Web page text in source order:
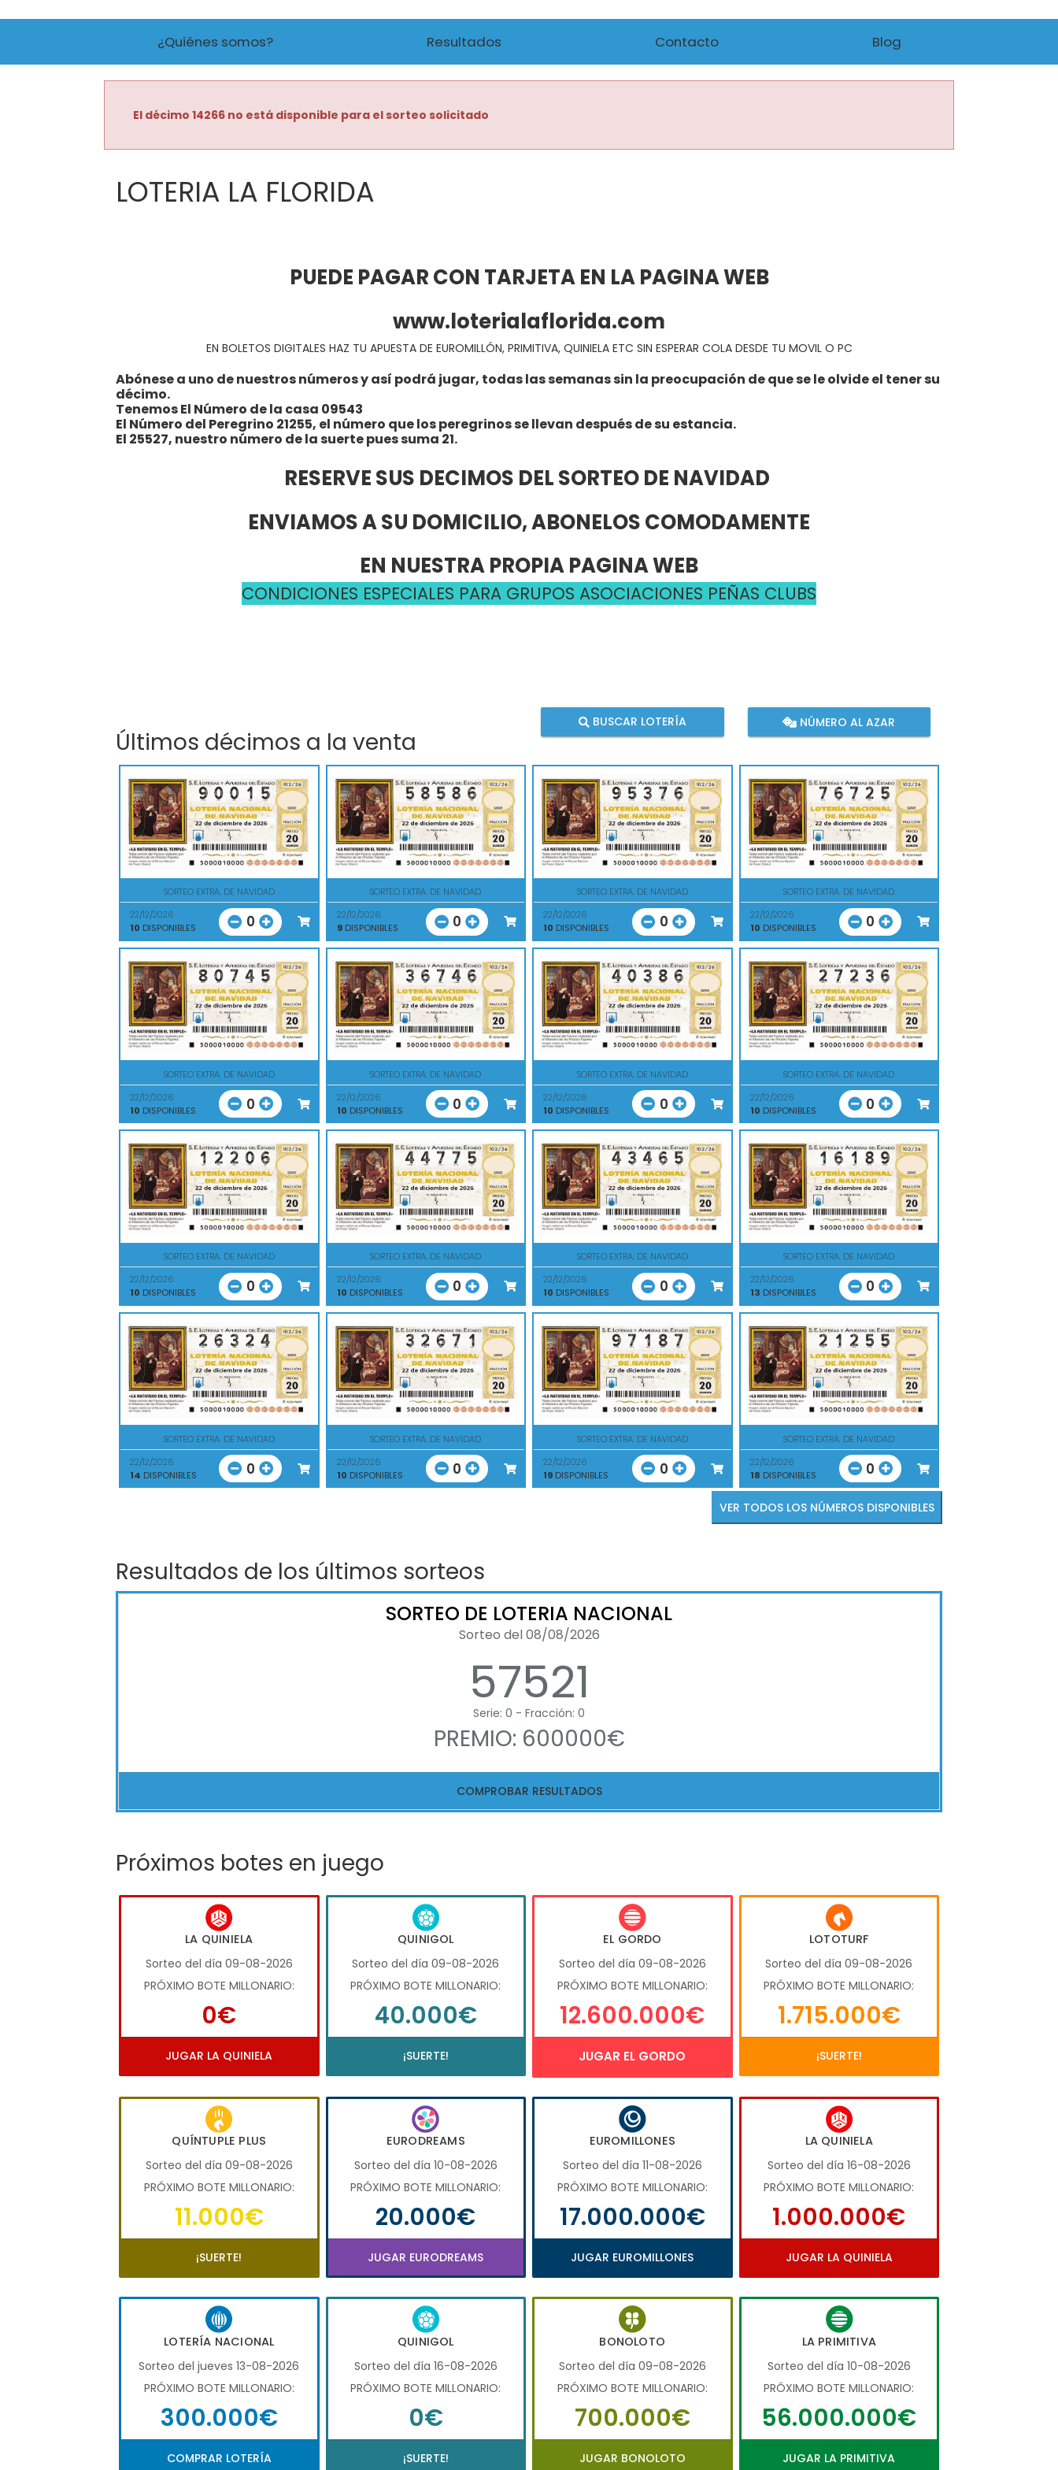
¿Quiénes somos? Resultados Contacto Blog
El décimo 14266 no está disponible para el sorteo solicitado
LOTERIA LA FLORIDA
PUEDE PAGAR CON TARJETA EN LA PAGINA WEB
www.loterialaflorida.com
EN BOLETOS DIGITALES HAZ TU APUESTA DE EUROMILLÓN, PRIMITIVA, QUINIELA ETC SIN ESPERAR COLA DESDE TU MOVIL O PC
Abónese a uno de nuestros números y así podrá jugar, todas las semanas sin la preocupación de que se le olvide el tener su
décimo.
Tenemos El Número de la casa 09543
El Número del Peregrino 21255, el número que los peregrinos se llevan después de su estancia.
El 25527, nuestro número de la suerte pues suma 21.
RESERVE SUS DECIMOS DEL SORTEO DE NAVIDAD
ENVIAMOS A SU DOMICILIO, ABONELOS COMODAMENTE
EN NUESTRA PROPIA PAGINA WEB
CONDICIONES ESPECIALES PARA GRUPOS ASOCIACIONES PEÑAS CLUBS
Últimos décimos a la venta
BUSCAR LOTERÍA NÚMERO AL AZAR
SORTEO EXTRA. DE NAVIDAD
22/12/2026
10 DISPONIBLES 0
SORTEO EXTRA. DE NAVIDAD
22/12/2026
9DISPONIBLES 0
SORTEO EXTRA. DE NAVIDAD
22/12/2026
10 DISPONIBLES 0
SORTEO EXTRA. DE NAVIDAD
22/12/2026
10 DISPONIBLES 0
SORTEO EXTRA. DE NAVIDAD
22/12/2026
10 DISPONIBLES 0
SORTEO EXTRA. DE NAVIDAD
22/12/2026
10 DISPONIBLES 0
SORTEO EXTRA. DE NAVIDAD
22/12/2026
10 DISPONIBLES 0
SORTEO EXTRA. DE NAVIDAD
22/12/2026
10 DISPONIBLES 0
SORTEO EXTRA. DE NAVIDAD
22/12/2026
10 DISPONIBLES 0
SORTEO EXTRA. DE NAVIDAD
22/12/2026
10 DISPONIBLES 0
SORTEO EXTRA. DE NAVIDAD
22/12/2026
10 DISPONIBLES 0
SORTEO EXTRA. DE NAVIDAD
22/12/2026
13 DISPONIBLES 0
SORTEO EXTRA. DE NAVIDAD
22/12/2026
14 DISPONIBLES 0
SORTEO EXTRA. DE NAVIDAD
22/12/2026
10 DISPONIBLES 0
SORTEO EXTRA. DE NAVIDAD
22/12/2026
19 DISPONIBLES 0
SORTEO EXTRA. DE NAVIDAD
22/12/2026
18 DISPONIBLES 0
VER TODOS LOS NÚMEROS DISPONIBLES
Resultados de los últimos sorteos
SORTEO DE LOTERIA NACIONAL
Sorteo del 08/08/2026
57521
Serie: 0 - Fracción: 0
PREMIO: 600000€
COMPROBAR RESULTADOS
Próximos botes en juego
LA QUINIELA
Sorteo del día 09-08-2026
PRÓXIMO BOTE MILLONARIO:
0€
JUGAR LA QUINIELA
QUINIGOL
Sorteo del día 09-08-2026
PRÓXIMO BOTE MILLONARIO:
40.000€
¡SUERTE!
EL GORDO
Sorteo del día 09-08-2026
PRÓXIMO BOTE MILLONARIO:
12.600.000€
JUGAR EL GORDO
LOTOTURF
Sorteo del día 09-08-2026
PRÓXIMO BOTE MILLONARIO:
1.715.000€
¡SUERTE!
QUÍNTUPLE PLUS
Sorteo del día 09-08-2026
PRÓXIMO BOTE MILLONARIO:
11.000€
¡SUERTE!
EURODREAMS
Sorteo del día 10-08-2026
PRÓXIMO BOTE MILLONARIO:
20.000€
JUGAR EURODREAMS
EUROMILLONES
Sorteo del día 11-08-2026
PRÓXIMO BOTE MILLONARIO:
17.000.000€
JUGAR EUROMILLONES
LA QUINIELA
Sorteo del día 16-08-2026
PRÓXIMO BOTE MILLONARIO:
1.000.000€
JUGAR LA QUINIELA
LOTERÍA NACIONAL
Sorteo del jueves 13-08-2026
PRÓXIMO BOTE MILLONARIO:
300.000€
COMPRAR LOTERÍA
QUINIGOL
Sorteo del día 16-08-2026
PRÓXIMO BOTE MILLONARIO:
0€
¡SUERTE!
BONOLOTO
Sorteo del día 09-08-2026
PRÓXIMO BOTE MILLONARIO:
700.000€
JUGAR BONOLOTO
LA PRIMITIVA
Sorteo del día 10-08-2026
PRÓXIMO BOTE MILLONARIO:
56.000.000€
JUGAR LA PRIMITIVA